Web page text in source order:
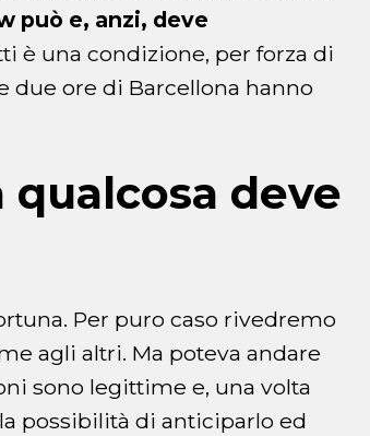
può e, anzi, deve
è una condizione, per forza di
due ore di Barcellona hanno
qualcosa deve
Per puro caso rivedremo
agli altri. Ma poteva andare
sono legittime e, una volta
possibilità di anticiparlo ed